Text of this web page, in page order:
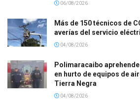
06/08/2026
Más de 150 técnicos de
averías del servicio
04/08/2026
Polimaracaibo
en hurto de equipos de
Tierra Negra
04/08/2026